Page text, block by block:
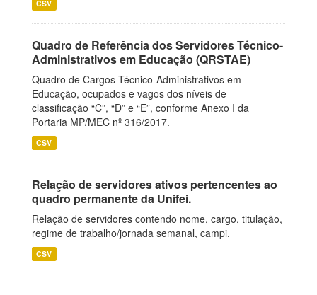
CSV
Quadro de Referência dos Servidores Técnico-
Administrativos em Educação (QRSTAE)
Quadro de Cargos Técnico-Administrativos em
Educação, ocupados e vagos dos níveis de
classificação “C”, “D” e “E”, conforme Anexo I da
Portaria MP/MEC nº 316/2017.
CSV
Relação de servidores ativos pertencentes ao
quadro permanente da Unifei.
Relação de servidores contendo nome, cargo, titulação,
regime de trabalho/jornada semanal, campi.
CSV